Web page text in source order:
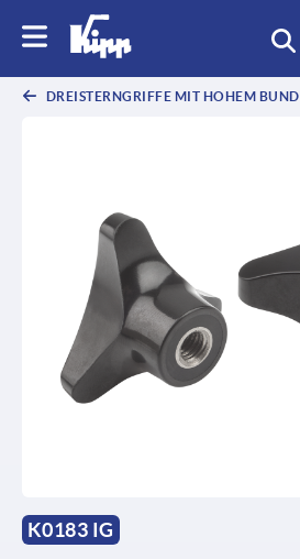
DREISTERNGRIFFE MIT HOHEM BUND
K0183 IG